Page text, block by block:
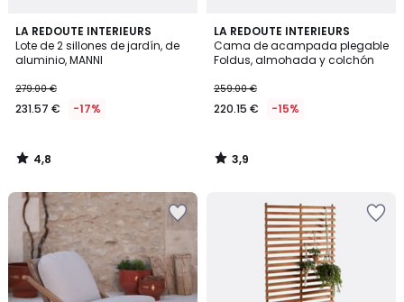
LA REDOUTE INTERIEURS
Lote de 2 sillones de jardín, de
aluminio, MANNI
279.00 €
231.57 € -17%
4,8
/ 5
4,8
/
LA REDOUTE INTERIEURS
Cama de acampada plegable
Foldus, almohada y colchón
259.00 €
220.15 € -15%
3,9
/ 5
3,9
/